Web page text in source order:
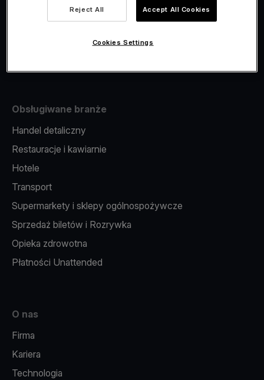
Fiskalizacja
Obsługiwane branże
Handel detaliczny
Restauracje i kawiarnie
Hotele
Transport
Supermarkety i sklepy ogólnospożywcze
Sprzedaż biletów i Rozrywka
Opieka zdrowotna
Płatności Unattended
O nas
Firma
Kariera
Technologia
Reject All Accept All Cookies
Cookies Settings